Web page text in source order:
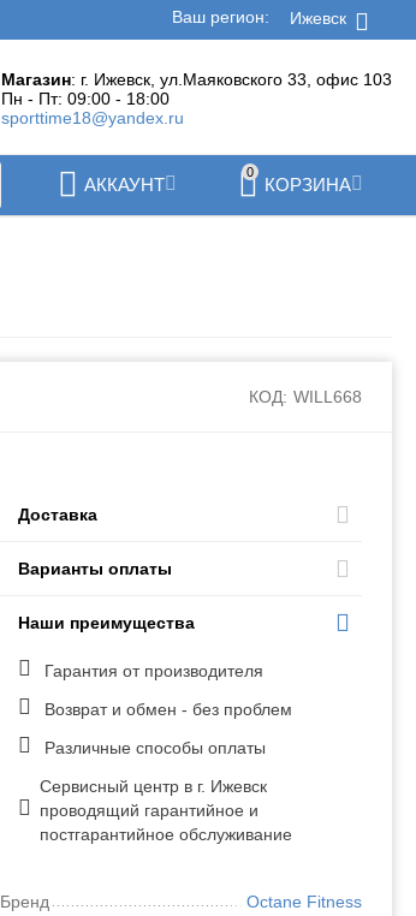
Ижевск
Ваш регион:
Магазин: г. Ижевск, ул.Маяковского 33, офис 103
Пн - Пт: 09:00 - 18:00
sporttime18@yandex.ru
0
КОРЗИНА
АККАУНТ
КОД: WILL668
Доставка
Варианты оплаты
Наши преимущества
Гарантия от производителя
Возврат и обмен - без проблем
Различные способы оплаты
Сервисный центр в г. Ижевск
проводящий гарантийное и
постгарантийное обслуживание
Бренд Octane Fitness